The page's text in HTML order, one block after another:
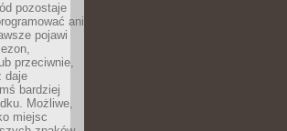
pozostaje
ani
pojawi
przeciwnie,
daje
bardziej
Możliwe,
miejsc